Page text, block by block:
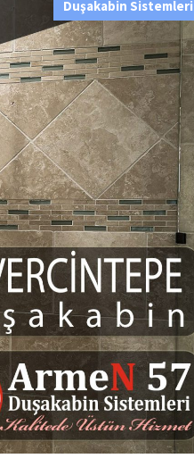
Duşakabin Sistemleri